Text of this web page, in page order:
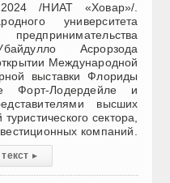
/НИАТ «Ховар»/.
университета
Асрорзода
Международной
выставки Флориды
Лодердейле и
высших
сектора,
компаний.
▸